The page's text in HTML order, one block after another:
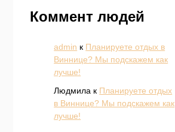
Коммент людей
admin к Планируете отдых в
Виннице? Мы подскажем как
лучше!
Людмила к Планируете отдых
в Виннице? Мы подскажем как
лучше!